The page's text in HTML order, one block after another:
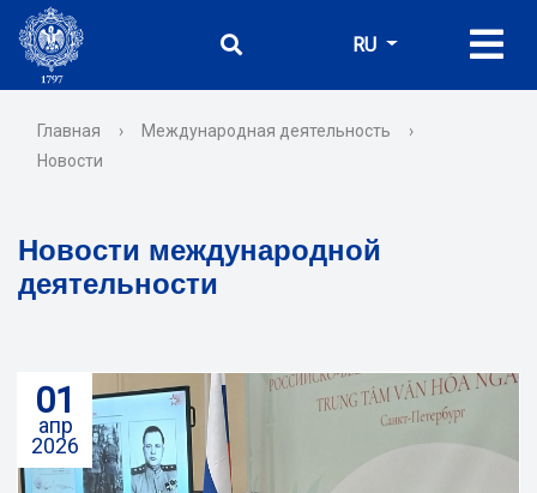
RU
Главная › Международная деятельность
›
Новости
Новости международной
деятельности
01
апр
2026